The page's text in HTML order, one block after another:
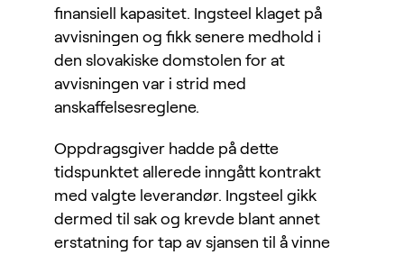
finansiell kapasitet. Ingsteel klaget på
avvisningen og fikk senere medhold i
den slovakiske domstolen for at
avvisningen var i strid med
anskaffelsesreglene.
Oppdragsgiver hadde på dette
tidspunktet allerede inngått kontrakt
med valgte leverandør. Ingsteel gikk
dermed til sak og krevde blant annet
erstatning for tap av sjansen til å vinne